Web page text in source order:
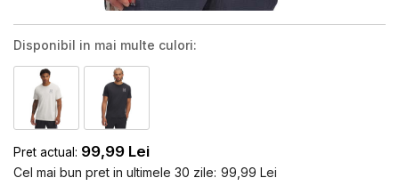
Disponibil in mai multe culori:
Pret actual: 99,99 Lei
Cel mai bun pret in ultimele 30 zile: 99,99 Lei